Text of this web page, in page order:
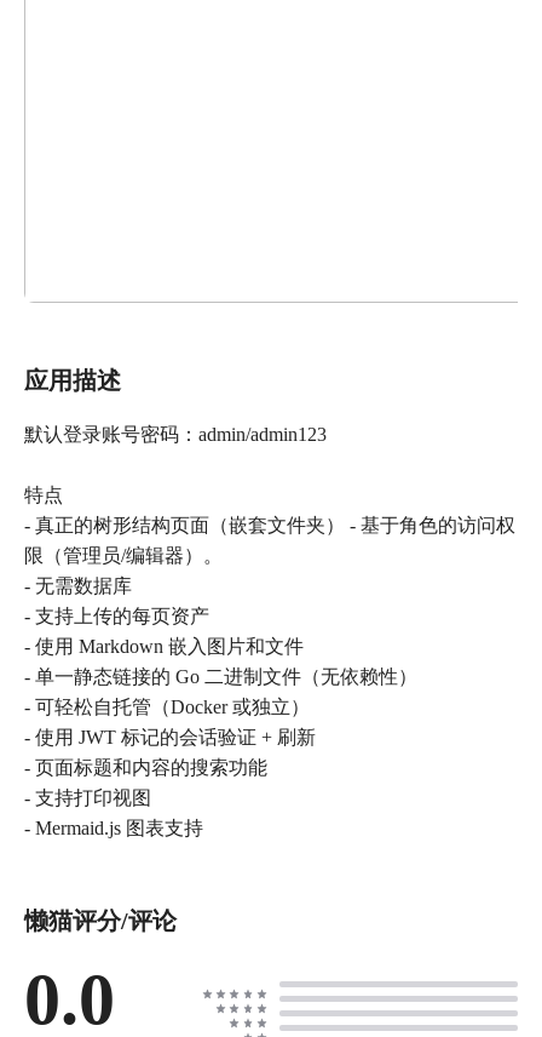
应用描述
默认登录账号密码：admin/admin123
特点
- 真正的树形结构页面（嵌套文件夹） - 基于角色的访问权
限（管理员/编辑器）。
- 无需数据库
- 支持上传的每页资产
- 使用 Markdown 嵌入图片和文件
- 单一静态链接的 Go 二进制文件（无依赖性）
- 可轻松自托管（Docker 或独立）
- 使用 JWT 标记的会话验证 + 刷新
- 页面标题和内容的搜索功能
- 支持打印视图
- Mermaid.js 图表支持
懒猫评分/评论
0.0